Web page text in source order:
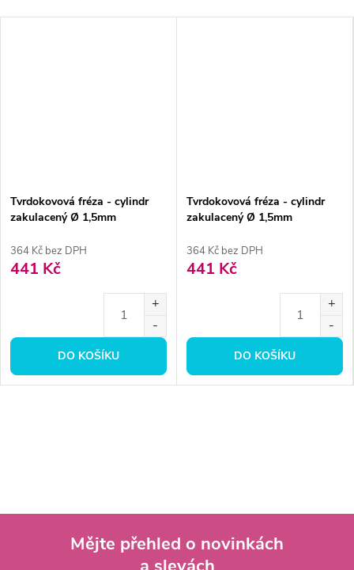
Tvrdokovová fréza - cylindr
zakulacený Ø 1,5mm
364 Kč bez DPH
441 Kč
DO KOŠÍKU
Tvrdokovová fréza - cylindr
zakulacený Ø 1,5mm
364 Kč bez DPH
441 Kč
DO KOŠÍKU
Mějte přehled o novinkách